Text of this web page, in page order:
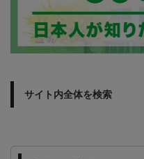
サイト内全体を検索